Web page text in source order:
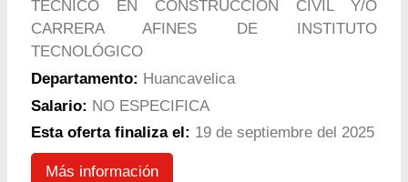
TÉCNICO EN CONSTRUCCIÓN CIVIL Y/O
CARRERA AFINES DE INSTITUTO
TECNOLÓGICO
Departamento: Huancavelica
Salario: NO ESPECIFICA
Esta oferta finaliza el: 19 de septiembre del 2025
Más información